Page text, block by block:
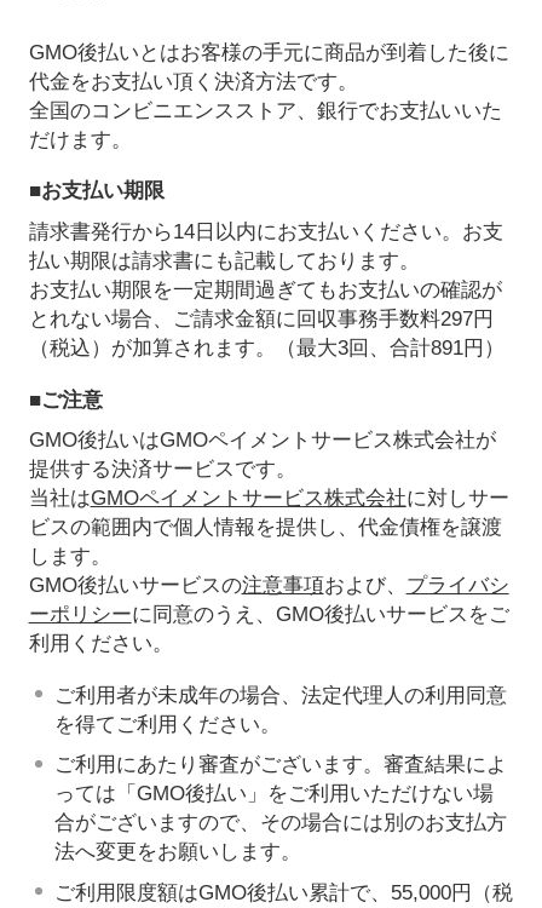
GMO後払いとはお客様の手元に商品が到着した後に
代金をお支払い頂く決済方法です。
全国のコンビニエンスストア、銀行でお支払いいた
だけます。
■お支払い期限
請求書発行から14日以内にお支払いください。お支
払い期限は請求書にも記載しております。
お支払い期限を一定期間過ぎてもお支払いの確認が
とれない場合、ご請求金額に回収事務手数料297円
（税込）が加算されます。（最大3回、合計891円）
■ご注意
GMO後払いはGMOペイメントサービス株式会社が
提供する決済サービスです。
当社はGMOペイメントサービス株式会社に対しサー
ビスの範囲内で個人情報を提供し、代金債権を譲渡
します。
GMO後払いサービスの注意事項および、 プライバシ
ーポリシーに同意のうえ、GMO後払いサービスをご
利用ください。
ご利用者が未成年の場合、法定代理人の利用同意
を得てご利用ください。
ご利用にあたり審査がございます。審査結果によ
っては「GMO後払い」をご利用いただけない場
合がございますので、その場合には別のお支払方
法へ変更をお願いします。
ご利用限度額はGMO後払い累計で、55,000円（税